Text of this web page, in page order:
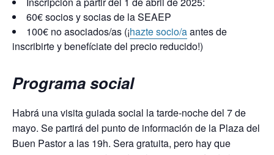
60€ socios y socias de la SEAEP
100€ no asociados/as (¡hazte socio/aantes de
inscribirte y benefíciate del precio reducido!)
Programa social
Habrá una visita guiada social la tarde-noche del 7 de
mayo. Se partirá del punto de información de la Plaza del
Buen Pastor a las 19h. Sera gratuita, pero hay que